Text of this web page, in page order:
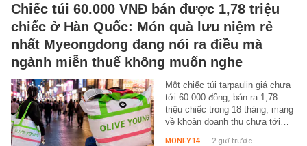
Chiếc túi 60.000 VNĐ bán được 1,78 triệu
chiếc ở Hàn Quốc: Món quà lưu niệm rẻ
nhất Myeongdong đang nói ra điều mà
ngành miễn thuế không muốn nghe
Một chiếc túi tarpaulin giá chưa
tới 60.000 đồng, bán ra 1,78
triệu chiếc trong 18 tháng, mang
về khoản doanh thu chưa tới…
MONEY.14 - 2 giờ trước